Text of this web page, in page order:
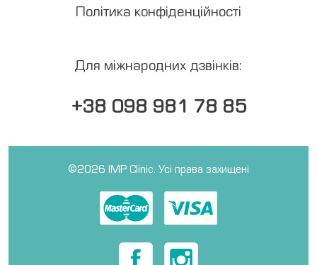
Політика конфіденційності
Для міжнародних дзвінків:
+38 098 981 78 85
©2026 IMP Clinic. Усі права захищені